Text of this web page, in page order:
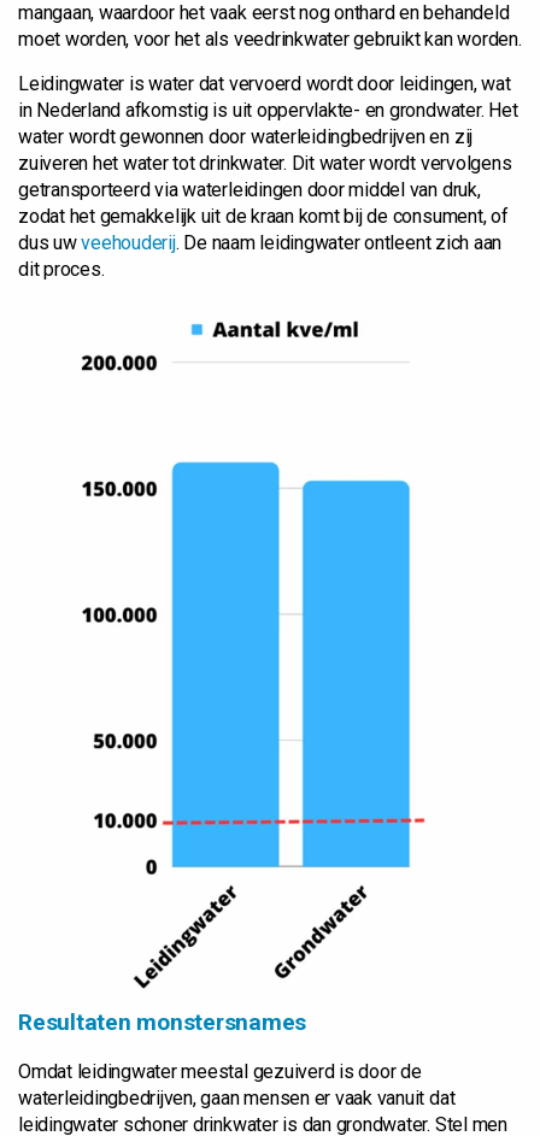
mangaan, waardoor het vaak eerst nog onthard en behandeld
moet worden, voor het als veedrinkwater gebruikt kan worden.
Leidingwater is water dat vervoerd wordt door leidingen, wat
in Nederland afkomstig is uit oppervlakte- en grondwater. Het
water wordt gewonnen door waterleidingbedrijven en zij
zuiveren het water tot drinkwater. Dit water wordt vervolgens
getransporteerd via waterleidingen door middel van druk,
zodat het gemakkelijk uit de kraan komt bij de consument, of
dus uwveehouderij. De naam leidingwater ontleent zich aan
dit proces.
Resultaten monstersnames
Omdat leidingwater meestal gezuiverd is door de
waterleidingbedrijven, gaan mensen er vaak vanuit dat
leidingwater schoner drinkwater is dan grondwater. Stel men